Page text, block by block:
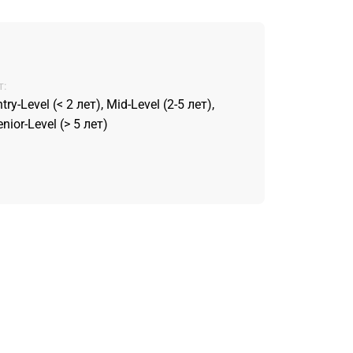
Level (< 2 лет), Mid-Level (2-5 лет),
Level (> 5 лет)